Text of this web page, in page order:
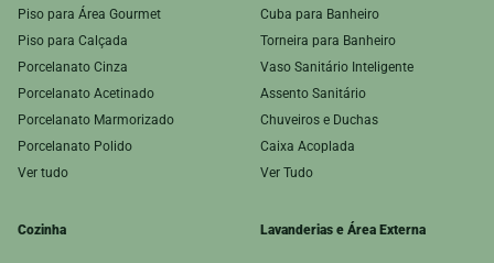
Piso para Área Gourmet
Piso para Calçada
Porcelanato Cinza
Porcelanato Acetinado
Porcelanato Marmorizado
Porcelanato Polido
Ver tudo
Cuba para Banheiro
Torneira para Banheiro
Vaso Sanitário Inteligente
Assento Sanitário
Chuveiros e Duchas
Caixa Acoplada
Ver Tudo
Cozinha Lavanderias e Área Externa